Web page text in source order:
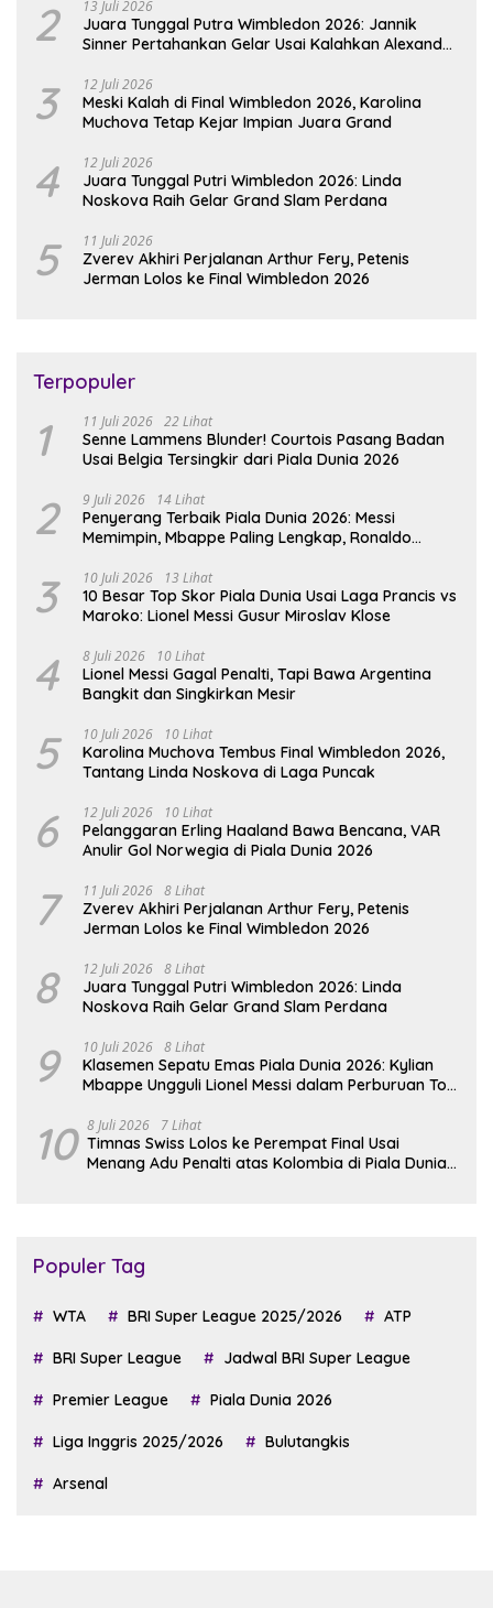
2 13 Juli 2026
Juara Tunggal Putra Wimbledon 2026: Jannik
Sinner Pertahankan Gelar Usai Kalahkan Alexander
3 12 Juli 2026
Meski Kalah di Final Wimbledon 2026, Karolina
Muchova Tetap Kejar Impian Juara Grand
4 12 Juli 2026
Juara Tunggal Putri Wimbledon 2026: Linda
Noskova Raih Gelar Grand Slam Perdana
5 11 Juli 2026
Zverev Akhiri Perjalanan Arthur Fery, Petenis
Jerman Lolos ke Final Wimbledon 2026
Terpopuler
1 11 Juli 2026 22 Lihat
Senne Lammens Blunder! Courtois Pasang Badan
Usai Belgia Tersingkir dari Piala Dunia 2026
2 9 Juli 2026 14 Lihat
Penyerang Terbaik Piala Dunia 2026: Messi
Memimpin, Mbappe Paling Lengkap, Ronaldo
3 10 Juli 2026 13 Lihat
10 Besar Top Skor Piala Dunia Usai Laga Prancis vs
Maroko: Lionel Messi Gusur Miroslav Klose
4 8 Juli 2026 10 Lihat
Lionel Messi Gagal Penalti, Tapi Bawa Argentina
Bangkit dan Singkirkan Mesir
5 10 Juli 2026 10 Lihat
Karolina Muchova Tembus Final Wimbledon 2026,
Tantang Linda Noskova di Laga Puncak
6 12 Juli 2026 10 Lihat
Pelanggaran Erling Haaland Bawa Bencana, VAR
Anulir Gol Norwegia di Piala Dunia 2026
7 11 Juli 2026 8 Lihat
Zverev Akhiri Perjalanan Arthur Fery, Petenis
Jerman Lolos ke Final Wimbledon 2026
8 12 Juli 2026 8 Lihat
Juara Tunggal Putri Wimbledon 2026: Linda
Noskova Raih Gelar Grand Slam Perdana
9 10 Juli 2026 8 Lihat
Klasemen Sepatu Emas Piala Dunia 2026: Kylian
Mbappe Ungguli Lionel Messi dalam Perburuan Top
10 8 Juli 2026 7 Lihat
Timnas Swiss Lolos ke Perempat Final Usai
Menang Adu Penalti atas Kolombia di Piala Dunia
Populer Tag
WTA BRI Super League 2025/2026 ATP
BRI Super League Jadwal BRI Super League
Premier League Piala Dunia 2026
Liga Inggris 2025/2026 Bulutangkis
Arsenal